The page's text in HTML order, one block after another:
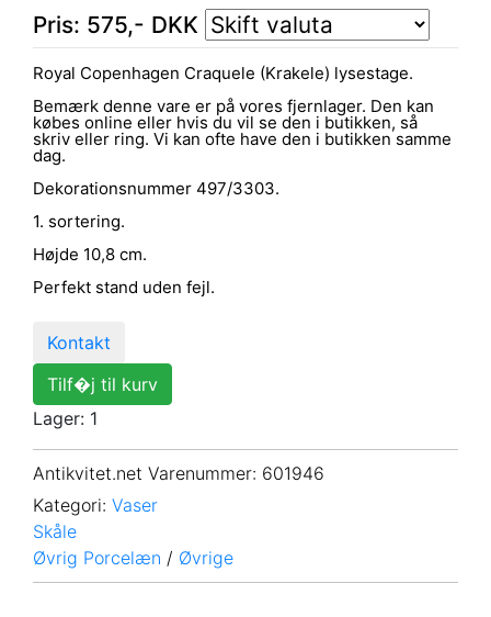
Pris: 575,- DKK
Royal Copenhagen Craquele (Krakele) lysestage.
Bemærk denne vare er på vores fjernlager. Den kan
købes online eller hvis du vil se den i butikken, så
skriv eller ring. Vi kan ofte have den i butikken samme
dag.
Dekorationsnummer 497/3303.
1. sortering.
Højde 10,8 cm.
Perfekt stand uden fejl.
Kontakt
Tilf�j til kurv
Lager: 1
Antikvitet.net Varenummer: 601946
Kategori: Vaser
Skåle
Øvrig Porcelæn / Øvrige